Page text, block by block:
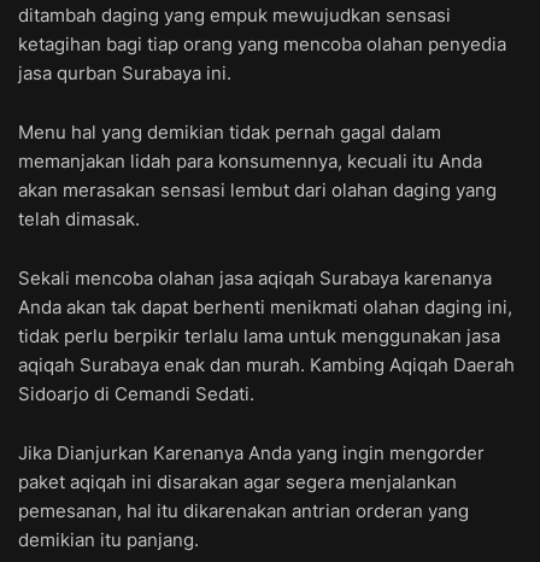
ditambah daging yang empuk mewujudkan sensasi
ketagihan bagi tiap orang yang mencoba olahan penyedia
jasa qurban Surabaya ini.
Menu hal yang demikian tidak pernah gagal dalam
memanjakan lidah para konsumennya, kecuali itu Anda
akan merasakan sensasi lembut dari olahan daging yang
telah dimasak.
Sekali mencoba olahan jasa aqiqah Surabaya karenanya
Anda akan tak dapat berhenti menikmati olahan daging ini,
tidak perlu berpikir terlalu lama untuk menggunakan jasa
aqiqah Surabaya enak dan murah. Kambing Aqiqah Daerah
Sidoarjo di Cemandi Sedati.
Jika Dianjurkan Karenanya Anda yang ingin mengorder
paket aqiqah ini disarakan agar segera menjalankan
pemesanan, hal itu dikarenakan antrian orderan yang
demikian itu panjang.